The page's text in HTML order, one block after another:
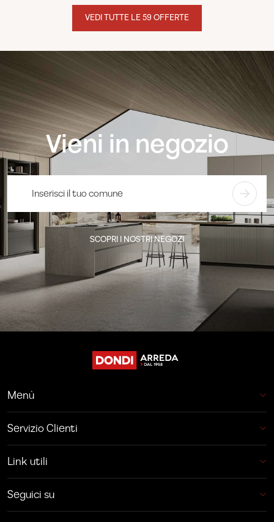
VEDI TUTTE LE 59 OFFERTE
Vieni in negozio
SCOPRI I NOSTRI NEGOZI
Menù
Servizio Clienti
Link utili
Seguici su